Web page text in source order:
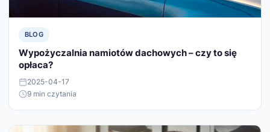
BLOG
Wypożyczalnia namiotów dachowych – czy to się
opłaca?
2025-04-17
9 min czytania